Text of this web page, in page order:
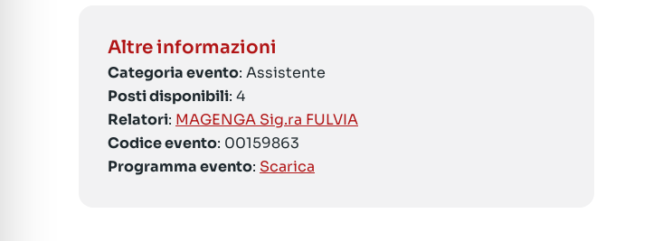
Altre informazioni
Categoria evento: Assistente
Posti disponibili: 4
Relatori: MAGENGA Sig.ra FULVIA
Codice evento: 00159863
Programma evento: Scarica